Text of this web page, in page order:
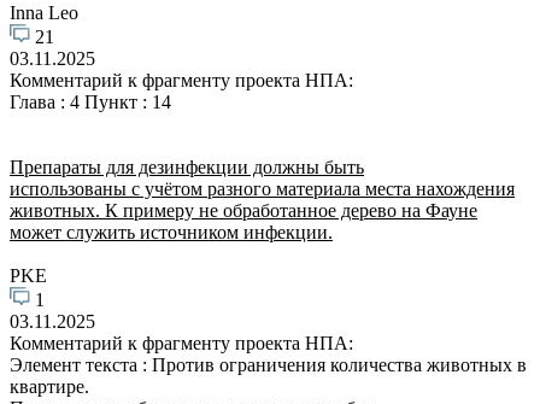
Inna Leo
21
03.11.2025
Комментарий к фрагменту проекта НПА:
Глава : 4 Пункт : 14
Препараты для дезинфекции должны быть
использованы с учётом разного материала места нахождения
животных. К примеру не обработанное дерево на Фауне
может служить источником инфекции.
PKE
1
03.11.2025
Комментарий к фрагменту проекта НПА:
Элемент текста : Против ограничения количества животных в
квартире.